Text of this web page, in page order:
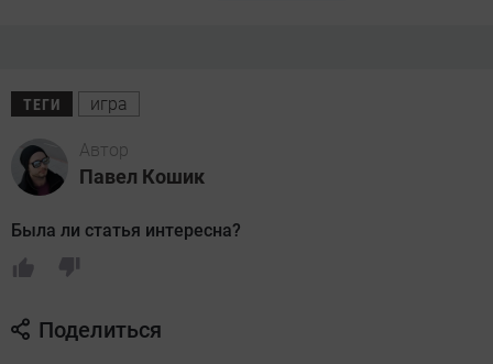
ТЕГИ игра
Автор
Павел Кошик
Была ли статья интересна?
Поделиться